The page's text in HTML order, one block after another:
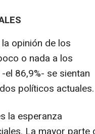
opinión de los
o nada a los
86,9%- se sientan
políticos actuales.
la esperanza